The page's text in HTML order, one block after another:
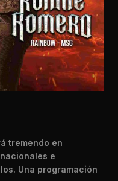
tremendo en
e
Una programación